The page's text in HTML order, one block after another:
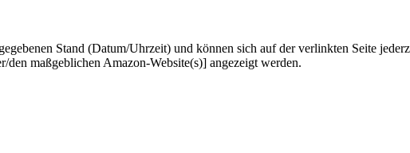
Stand (Datum/Uhrzeit) und können sich auf der verlinkten Seite
maßgeblichen Amazon-Website(s)] angezeigt werden.